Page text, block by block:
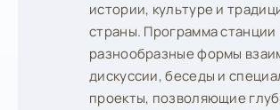
истории, культуре и
страны. Программа станции
разнообразные формы
дискуссии, беседы и
проекты, позволяющие